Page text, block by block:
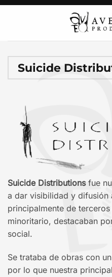
Suicide
Suicide Distributionsfue
a dar visibilidad y difusión
principalmente de
minoritario, destacaban
social.
Se trataba de obras con
por lo que nuestra